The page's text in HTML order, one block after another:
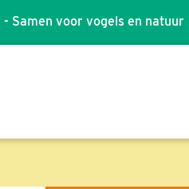
- Samen voor vogels en natuur